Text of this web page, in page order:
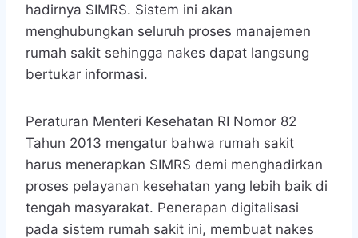
hadirnya SIMRS. Sistem ini akan
menghubungkan seluruh proses manajemen
rumah sakit sehingga nakes dapat langsung
bertukar informasi.
Peraturan Menteri Kesehatan RI Nomor 82
Tahun 2013 mengatur bahwa rumah sakit
harus menerapkan SIMRS demi menghadirkan
proses pelayanan kesehatan yang lebih baik di
tengah masyarakat. Penerapan digitalisasi
pada sistem rumah sakit ini, membuat nakes